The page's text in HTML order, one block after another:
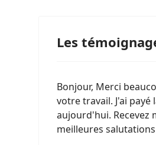
Les
Bonjour, Merci
votre travail. J'ai payé
aujourd'hui. Recevez
meilleures salutations